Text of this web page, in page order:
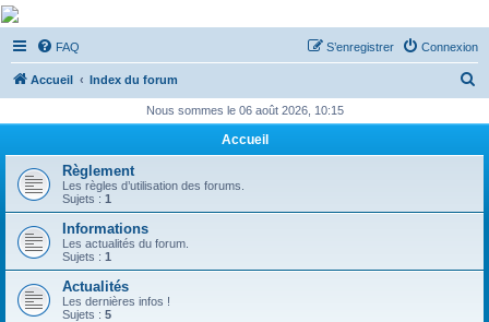
De Musicae Militari -
Forums
Forums de discussions
FAQ Connexion
S’enregistrer
Accueil Index du forum
h
r
Nous sommes le 06 août 2026, 10:15
Accueil
Règlement
Les règles d’utilisation des forums.
Sujets : 1
Informations
Les actualités du forum.
Sujets : 1
Actualités
Les dernières infos !
Sujets : 5